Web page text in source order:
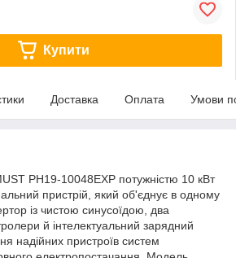
Купити
Доставка Оплата Умови
PH19-10048EXP потужністю 10 кВт
пристрій, який об'єднує в одному
із чистою синусоїдою, два
й інтелектуальний зарядний
надійних пристроїв систем